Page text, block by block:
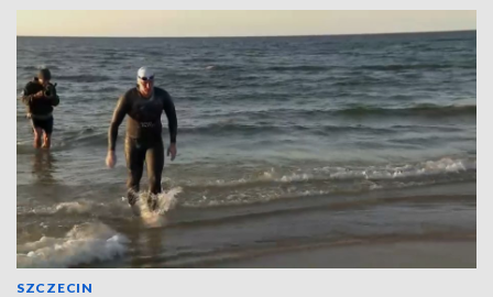
SZCZECIN